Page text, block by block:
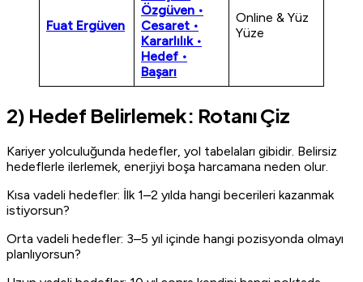
Fuat Ergüven
Özgüven •
Cesaret •
Kararlılık •
Hedef •
Başarı
Online & Yüz
Yüze
2) Hedef Belirlemek: Rotanı Çiz
Kariyer yolculuğunda hedefler, yol tabelaları gibidir. Belirsiz
hedeflerle ilerlemek, enerjiyi boşa harcamana neden olur.
Kısa vadeli hedefler: İlk 1–2 yılda hangi becerileri kazanmak
istiyorsun?
Orta vadeli hedefler: 3–5 yıl içinde hangi pozisyonda olmayı
planlıyorsun?